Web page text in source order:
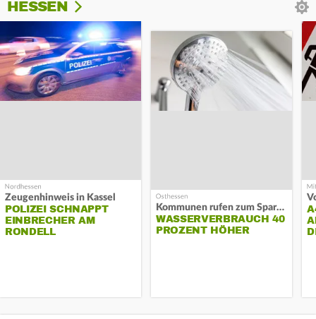
HESSEN
Zeugenhinweis in Kassel
POLIZEI SCHNAPPT
EINBRECHER AM
RONDELL
Kommunen rufen zum Sparen auf
WASSERVERBRAUCH 40
PROZENT HÖHER